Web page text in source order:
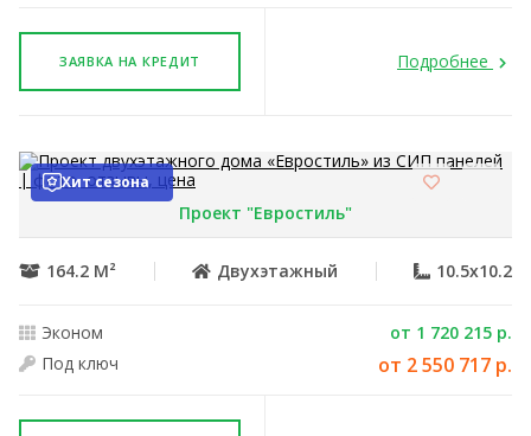
ЗАЯВКА НА КРЕДИТ Подробнее
Хит сезона
Проект "Евростиль"
164.2 М² Двухэтажный 10.5x10.2
Эконом
от 1 720 215 р.
Под ключ
от 2 550 717 р.